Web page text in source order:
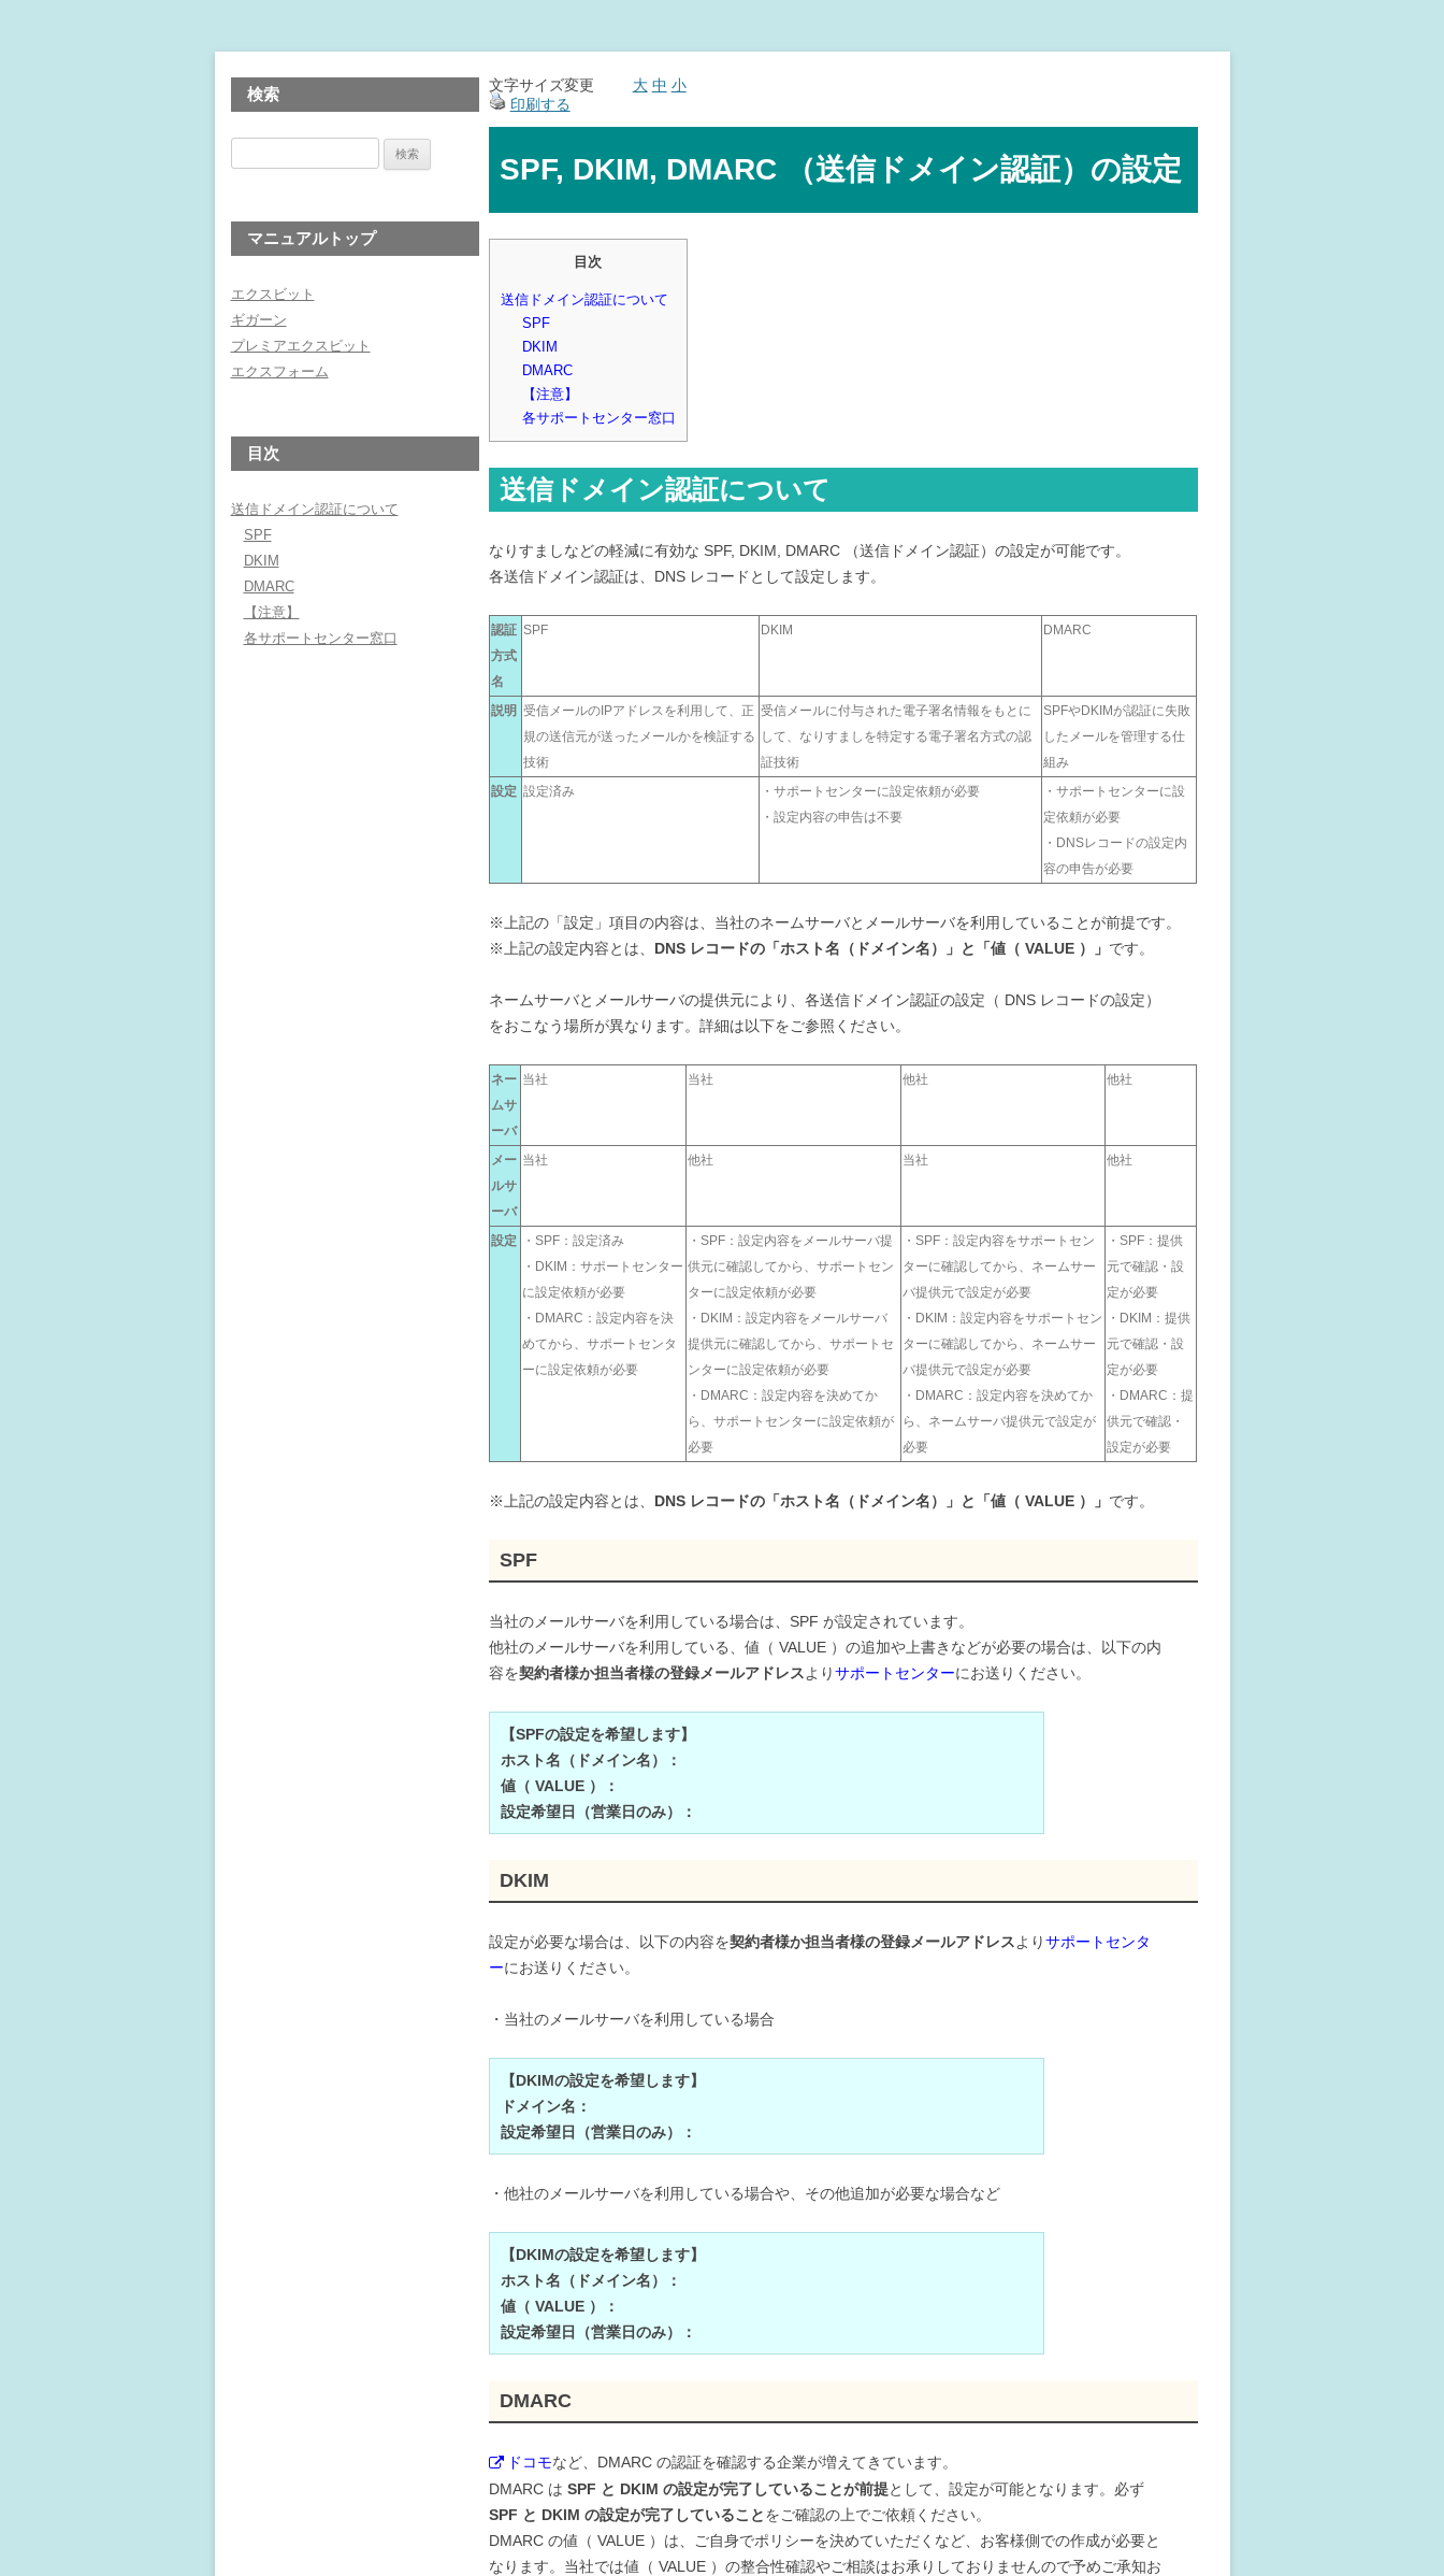
文字サイズ変更 大 中 小
印刷する
SPF, DKIM, DMARC （送信ドメイン認証）の設定
目次
送信ドメイン認証について
SPF
DKIM
DMARC
【注意】
各サポートセンター窓口
送信ドメイン認証について
なりすましなどの軽減に有効な SPF, DKIM, DMARC （送信ドメイン認証）の設定が可能です。
各送信ドメイン認証は、DNS レコードとして設定します。
認証
方式
名
SPF DKIM DMARC
説明 受信メールのIPアドレスを利用して、正
規の送信元が送ったメールかを検証する
技術
受信メールに付与された電子署名情報をもとに
して、なりすましを特定する電子署名方式の認
証技術
SPFやDKIMが認証に失敗
したメールを管理する仕
組み
設定 設定済み
・サポートセンターに設定依頼が必要
・設定内容の申告は不要
・サポートセンターに設
定依頼が必要
・DNSレコードの設定内
容の申告が必要
※上記の「設定」項目の内容は、当社のネームサーバとメールサーバを利用していることが前提です。
※上記の設定内容とは、 DNS レコードの「ホスト名（ドメイン名）」と「値（ VALUE ）」 です。
ネームサーバとメールサーバの提供元により、各送信ドメイン認証の設定（ DNS レコードの設定）
をおこなう場所が異なります。詳細は以下をご参照ください。
ネー
ムサ
ーバ
当社 当社 他社 他社
メー
ルサ
ーバ
当社 他社 当社 他社
設定
・SPF：設定済み
・DKIM：サポートセンター
に設定依頼が必要
・DMARC：設定内容を決
めてから、サポートセンタ
ーに設定依頼が必要
・SPF：設定内容をメールサーバ提
供元に確認してから、サポートセン
ターに設定依頼が必要
・DKIM：設定内容をメールサーバ
提供元に確認してから、サポートセ
ンターに設定依頼が必要
・DMARC：設定内容を決めてか
ら、サポートセンターに設定依頼が
必要
・SPF：設定内容をサポートセン
ターに確認してから、ネームサー
バ提供元で設定が必要
・DKIM：設定内容をサポートセン
ターに確認してから、ネームサー
バ提供元で設定が必要
・DMARC：設定内容を決めてか
ら、ネームサーバ提供元で設定が
必要
・SPF：提供
元で確認・設
定が必要
・DKIM：提供
元で確認・設
定が必要
・DMARC：提
供元で確認・
設定が必要
※上記の設定内容とは、 DNS レコードの「ホスト名（ドメイン名）」と「値（ VALUE ）」 です。
SPF
当社のメールサーバを利用している場合は、SPF が設定されています。
他社のメールサーバを利用している、値（ VALUE ）の追加や上書きなどが必要の場合は、以下の内
容を契約者様か担当者様の登録メールアドレスよりサポートセンターにお送りください。
【SPFの設定を希望します】
ホスト名（ドメイン名）：
値（ VALUE ）：
設定希望日（営業日のみ）：
DKIM
設定が必要な場合は、以下の内容を契約者様か担当者様の登録メールアドレスよりサポートセンタ
ーにお送りください。
・当社のメールサーバを利用している場合
【DKIMの設定を希望します】
ドメイン名：
設定希望日（営業日のみ）：
・他社のメールサーバを利用している場合や、その他追加が必要な場合など
【DKIMの設定を希望します】
ホスト名（ドメイン名）：
値（ VALUE ）：
設定希望日（営業日のみ）：
DMARC
ドコモなど、DMARC の認証を確認する企業が増えてきています。
DMARC は SPF と DKIM の設定が完了していることが前提として、設定が可能となります。必ず
SPF と DKIM の設定が完了していることをご確認の上でご依頼ください。
DMARC の値（ VALUE ）は、ご自身でポリシーを決めていただくなど、お客様側での作成が必要と
なります。当社では値（ VALUE ）の整合性確認やご相談はお承りしておりませんので予めご承知お
検索
マニュアルトップ
エクスビット
ギガーン
プレミアエクスビット
エクスフォーム
目次
送信ドメイン認証について
SPF
DKIM
DMARC
【注意】
各サポートセンター窓口